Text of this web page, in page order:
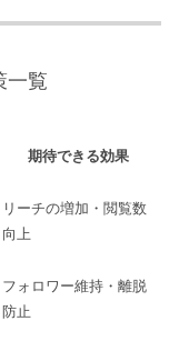
一覧
期待できる効果
リーチの増加・閲覧数
向上
フォロワー維持・離脱
防止